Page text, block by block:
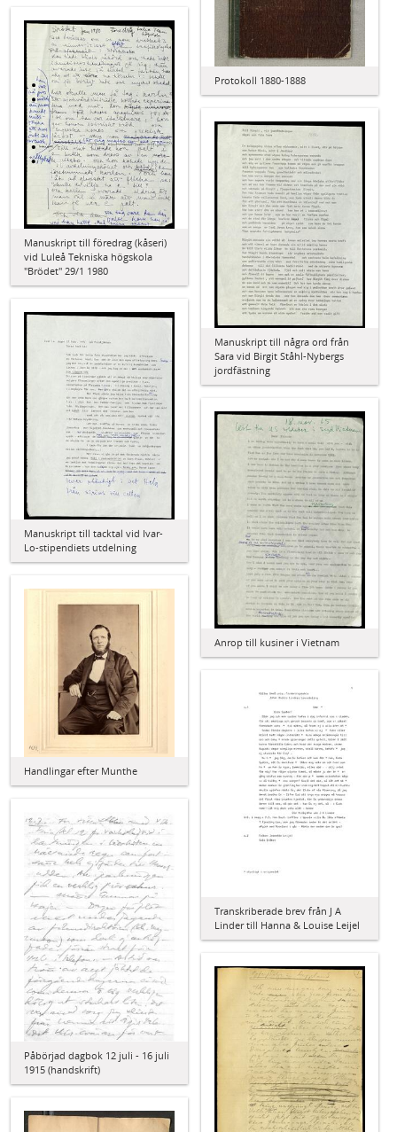
Protokoll 1880-1888
Manuskript till föredrag (kåseri)
vid Luleå Tekniska högskola
"Brödet" 29/1 1980
Manuskript till några ord från
Sara vid Birgit Ståhl-Nybergs
jordfästning
Manuskript till tacktal vid Ivar-
Lo-stipendiets utdelning
Anrop till kusiner i Vietnam
Handlingar efter Munthe
Transkriberade brev från J A
Linder till Hanna & Louise Leijel
Påbörjad dagbok 12 juli - 16 juli
1915 (handskrift)